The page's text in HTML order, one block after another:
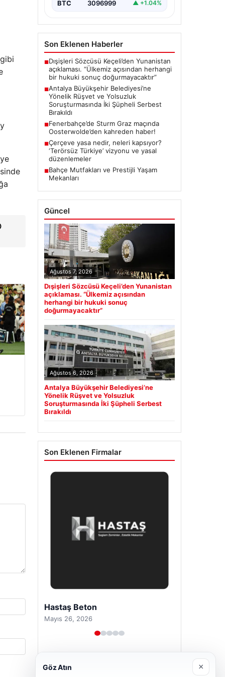
BTC 3096999 ▲ +1.04%
Son Eklenen Haberler
■Dışişleri Sözcüsü Keçeli’den Yunanistan
açıklaması. “Ülkemiz açısından herhangi
bir hukuki sonuç doğurmayacaktır”
■Antalya Büyükşehir Belediyesi’ne
Yönelik Rüşvet ve Yolsuzluk
Soruşturmasında İki Şüpheli Serbest
Bırakıldı
■Fenerbahçe’de Sturm Graz maçında
Oosterwolde’den kahreden haber!
■Çerçeve yasa nedir, neleri kapsıyor?
‘Terörsüz Türkiye’ vizyonu ve yasal
düzenlemeler
■Bahçe Mutfakları ve Prestijli Yaşam
Mekanları
Güncel
Ağustos 7, 2026
Dışişleri Sözcüsü Keçeli’den Yunanistan
açıklaması. “Ülkemiz açısından
herhangi bir hukuki sonuç
doğurmayacaktır”
Ağustos 6, 2026
Antalya Büyükşehir Belediyesi’ne
Yönelik Rüşvet ve Yolsuzluk
Soruşturmasında İki Şüpheli Serbest
Bırakıldı
Son Eklenen Firmalar
Prenses Night Club
Nisan 29, 2026
Göz Atın ×